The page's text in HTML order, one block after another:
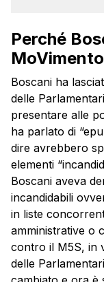
Perché
Boscani ha
delle
presentare alle
ha parlato di
dire avrebbero
elementi
Boscani aveva
incandidabili
in liste
amministrative o
contro il M5S, in
delle